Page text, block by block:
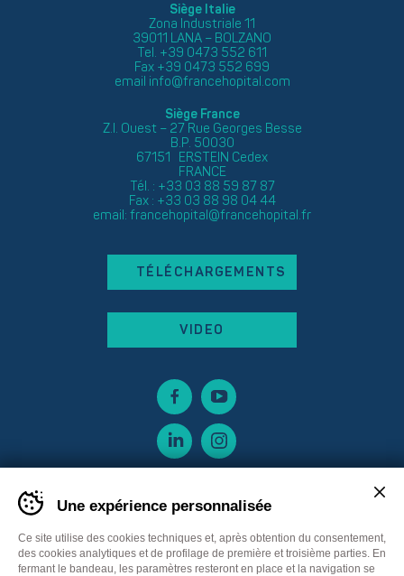
Siège Italie
Zona Industriale 11
39011 LANA – BOLZANO
Tel. +39 0473 552 611
Fax +39 0473 552 699
email info@francehopital.com
Siège France
Z.I. Ouest – 27 Rue Georges Besse
B.P. 50030
67151 ERSTEIN Cedex
FRANCE
Tél. : +33 03 88 59 87 87
Fax : +33 03 88 98 04 44
email: francehopital@francehopital.fr
TÉLÉCHARGEMENTS
VIDEO
Une expérience personnalisée
Ce site utilise des cookies techniques et, après obtention du consentement,
des cookies analytiques et de profilage de première et troisième parties. En
fermant le bandeau, les paramètres resteront en place et la navigation se